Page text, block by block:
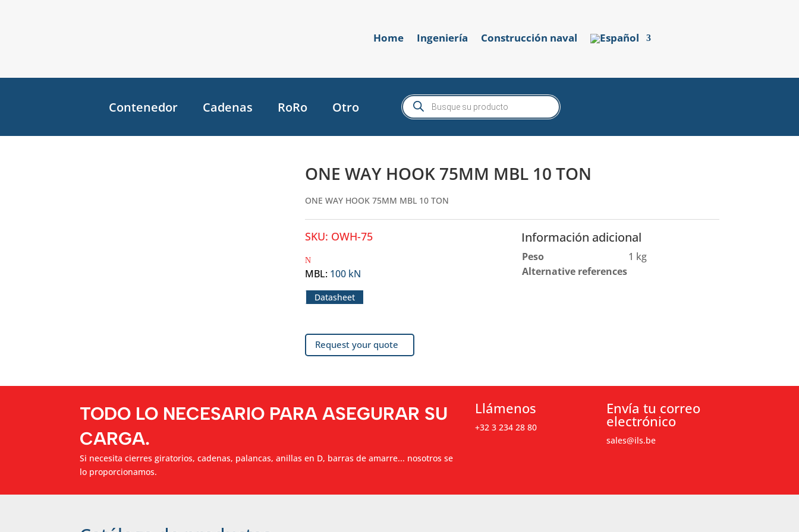
Home Ingeniería Construcción naval
Contenedor Cadenas RoRo Otro
Búsqueda
de
productos
ONE WAY HOOK 75MM MBL 10 TON
ONE WAY HOOK 75MM MBL 10 TON
SKU: OWH-75
MBL: 100 kN
Datasheet
Request your quote
Información adicional
Peso
1 kg
Alternative references
TODO LO NECESARIO PARA ASEGURAR SU
CARGA.
Si necesita cierres giratorios, cadenas, palancas, anillas en D, barras de amarre... nosotros se
lo proporcionamos.
Llámenos
+32 3 234 28 80
Envía tu correo
electrónico
sales@ils.be